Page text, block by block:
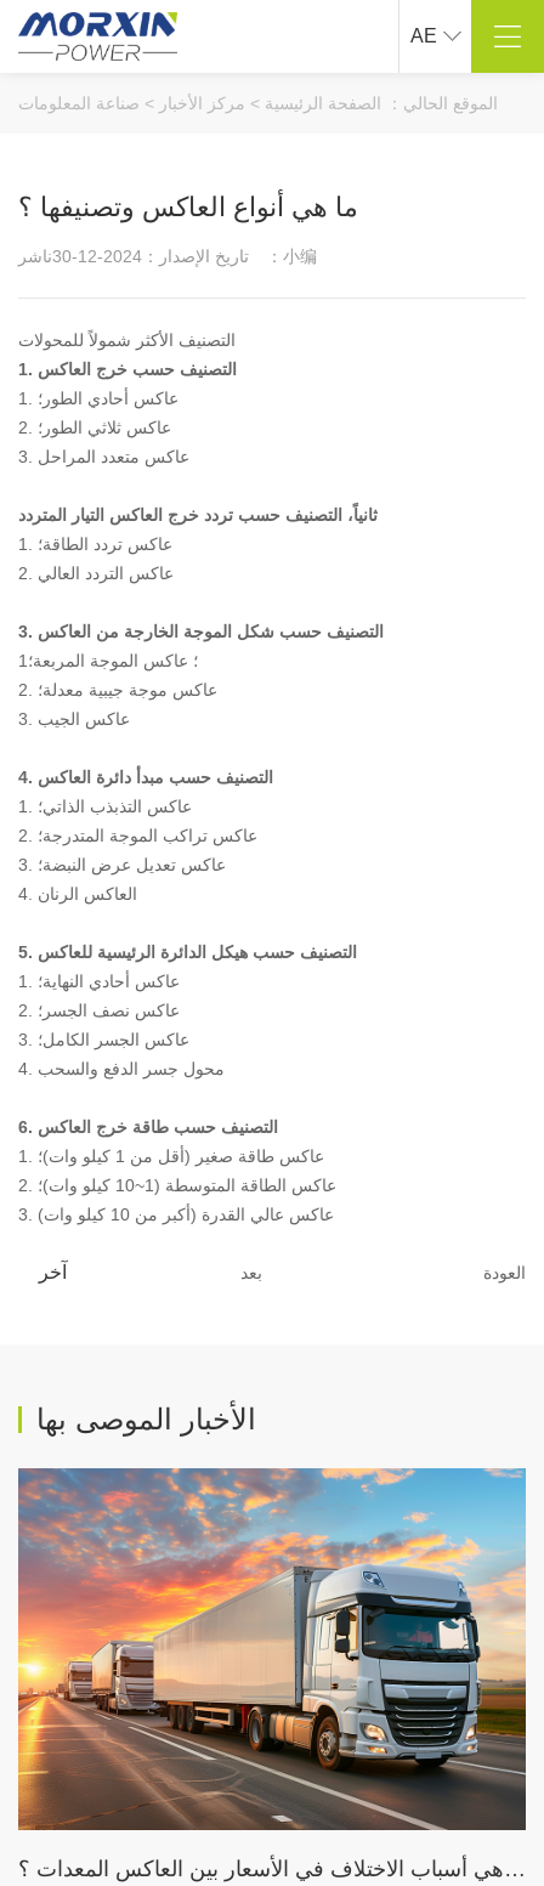
AE
حول ماوشين
عملية التنمية
مركز المنتجات
ذكي شاحن السيارة
حل .
الصناعة في الهواء الطلق
صناعة السفن
صناعة الأجهزة الكهربائية
صناعة الطاقة الكهربائية
صناعة البناء والتشييد
الدعم الفني
مركز الأخبار
شركة ديناميكية
صناعة المعلومات
اتصل بنا
طريقة الاتصال
الموقع الحالي： الصفحة الرئيسية > مركز الأخبار > صناعة المعلومات
ما هي أنواع العاكس وتصنيفها ؟
تاريخ الإصدار：2024-12-30 ناشر：小编
التصنيف الأكثر شمولاً للمحولات
1. التصنيف حسب خرج العاكس
1. عاكس أحادي الطور؛
2. عاكس ثلاثي الطور؛
3. عاكس متعدد المراحل
ثانياً، التصنيف حسب تردد خرج العاكس التيار المتردد
1. عاكس تردد الطاقة؛
2. عاكس التردد العالي
3. التصنيف حسب شكل الموجة الخارجة من العاكس
1؛ عاكس الموجة المربعة؛
2. عاكس موجة جيبية معدلة؛
3. عاكس الجيب
4. التصنيف حسب مبدأ دائرة العاكس
1. عاكس التذبذب الذاتي؛
2. عاكس تراكب الموجة المتدرجة؛
3. عاكس تعديل عرض النبضة؛
4. العاكس الرنان
5. التصنيف حسب هيكل الدائرة الرئيسية للعاكس
1. عاكس أحادي النهاية؛
2. عاكس نصف الجسر؛
3. عاكس الجسر الكامل؛
4. محول جسر الدفع والسحب
6. التصنيف حسب طاقة خرج العاكس
1. عاكس طاقة صغير (أقل من 1 كيلو وات)؛
2. عاكس الطاقة المتوسطة (1~10 كيلو وات)؛
3. عاكس عالي القدرة (أكبر من 10 كيلو وات)
آخر بعد العودة
الأخبار الموصى بها
ما هي أسباب الاختلاف في الأسعار بين العاكس المعدات ؟